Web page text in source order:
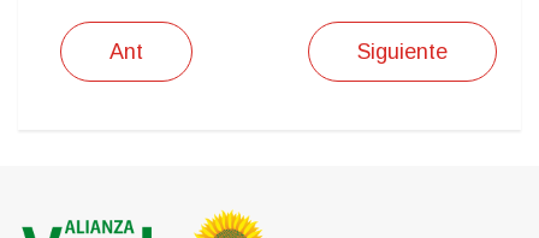
Ant Siguiente